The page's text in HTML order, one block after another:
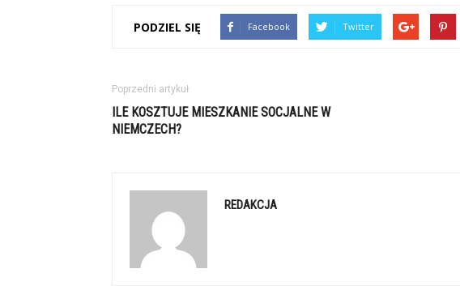
PODZIEL SIĘ Facebook Twitter
Poprzedni artykuł
ILE KOSZTUJE MIESZKANIE SOCJALNE W
NIEMCZECH?
REDAKCJA